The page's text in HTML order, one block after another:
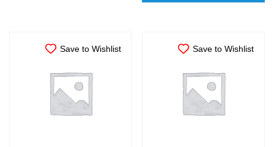
Save to Wishlist Save to Wishlist